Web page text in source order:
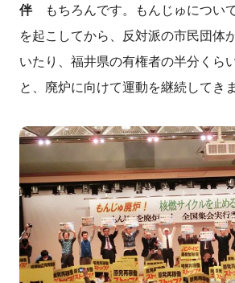
伴もちろんです。もんじゅについ
を起こしてから、反対派の市民団体
いたり、福井県の有権者の半分くら
と、廃炉に向けて運動を継続してき